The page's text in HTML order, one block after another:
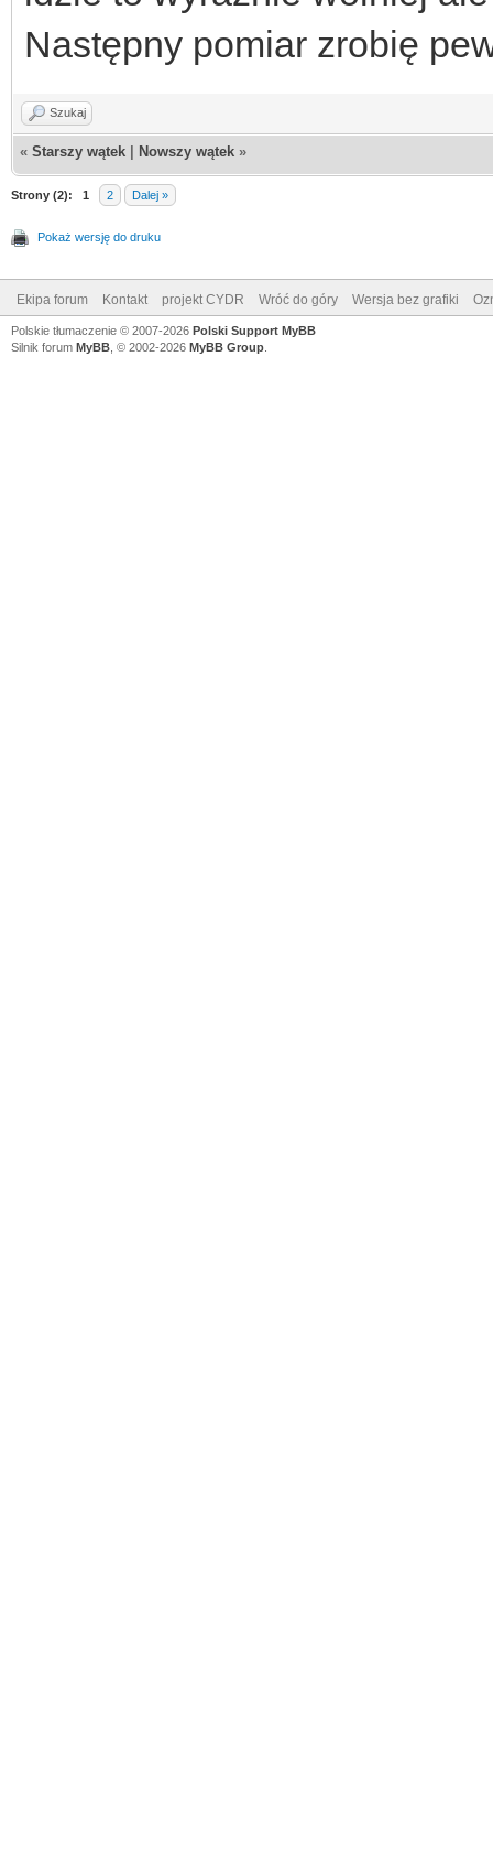
Następny pomiar zrobię
Szukaj
« Starszy wątek Nowszy wątek »
Strony (2): 1 2 Dalej »
Pokaż wersję do druku
Ekipa forum Kontakt projekt CYDR Wróć do góry Wersja bez grafiki
Polskie tłumaczenie © 2007-2026 Polski Support MyBB
Silnik forum MyBB , © 2002-2026 MyBB Group